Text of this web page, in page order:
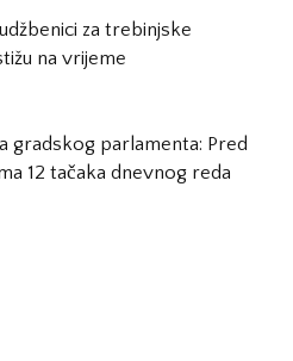
za trebinjske
na vrijeme
gradskog parlamenta: Pred
12 tačaka dnevnog reda